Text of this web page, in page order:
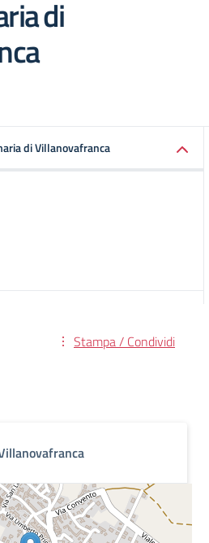
di
di Villanovafranca
Stampa / Condividi